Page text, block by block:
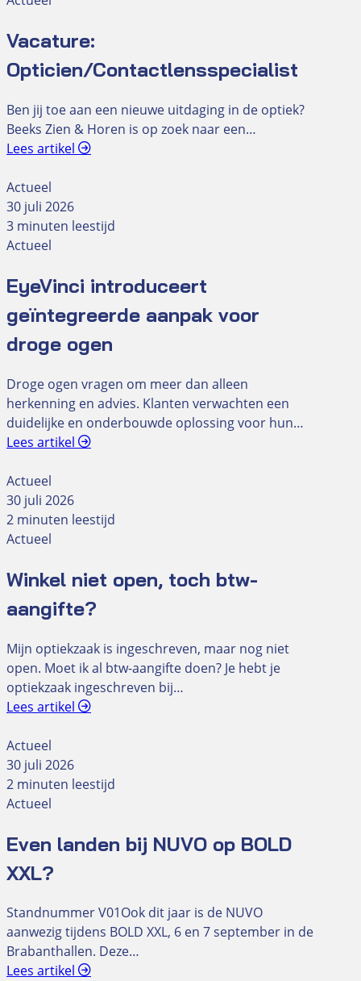
Vacature:
Opticien/Contactlensspecialist
Ben jij toe aan een nieuwe uitdaging in de optiek?
Beeks Zien & Horen is op zoek naar een…
Lees artikel
Actueel
30 juli 2026
3 minuten leestijd
Actueel
EyeVinci introduceert
geïntegreerde aanpak voor
droge ogen
Droge ogen vragen om meer dan alleen
herkenning en advies. Klanten verwachten een
duidelijke en onderbouwde oplossing voor hun…
Lees artikel
Actueel
30 juli 2026
2 minuten leestijd
Actueel
Winkel niet open, toch btw-
aangifte?
Mijn optiekzaak is ingeschreven, maar nog niet
open. Moet ik al btw-aangifte doen? Je hebt je
optiekzaak ingeschreven bij…
Lees artikel
Actueel
30 juli 2026
2 minuten leestijd
Actueel
Even landen bij NUVO op BOLD
XXL?
Standnummer V01Ook dit jaar is de NUVO
aanwezig tijdens BOLD XXL, 6 en 7 september in de
Brabanthallen. Deze…
Lees artikel